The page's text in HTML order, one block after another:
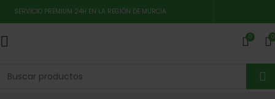
SERVICIO PREMIUM 24H EN LA REGIÓN DE MURCIA
0 0